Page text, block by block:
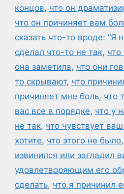
концов, что он
что он причиняет вам
сказать что-то вроде: “Я
сделал что-то не так, что
она заметила, что они
то скрывают, что
причиняет мне боль, что
вас все в порядке, что у
не так, что чувствует
хотите, что этого не было,
извинился или загладил
удовлетворяющим его
сделать, что я причинил